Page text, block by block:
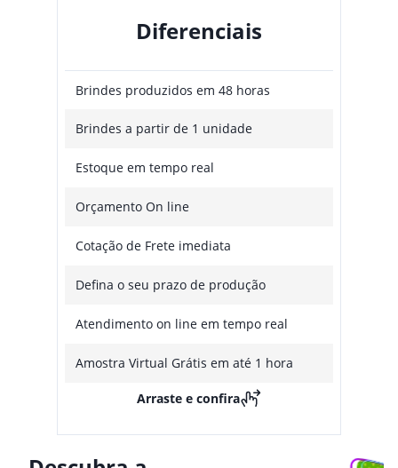
Diferenciais
Brindes produzidos em 48 horas
Brindes a partir de 1 unidade
Estoque em tempo real
Orçamento On line
Cotação de Frete imediata
Defina o seu prazo de produção
Atendimento on line em tempo real
Amostra Virtual Grátis em até 1 hora
Arraste e confira